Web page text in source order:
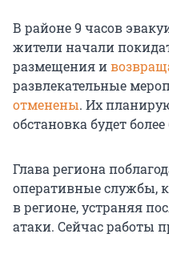
В районе 9 часов
жители начали
размещения и
развлекательные
отменены. Их
обстановка будет
Глава региона
оперативные службы,
в регионе, устраняя
атаки. Сейчас работы